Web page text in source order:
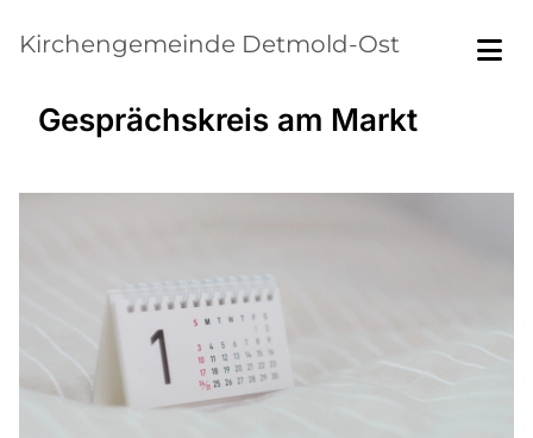
Kirchengemeinde Detmold-Ost
Gesprächskreis am Markt